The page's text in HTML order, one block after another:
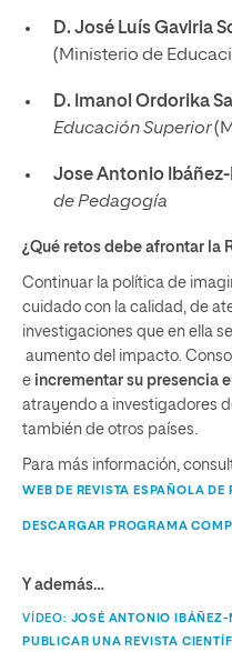
D. José Luís Gaviria
(Ministerio de
D. Imanol Ordorika
Educación Superior
Jose Antonio
de Pedagogía
¿Qué retos debe afrontar la
Continuar la política de
cuidado con la calidad, de
investigaciones que en ella
aumento del impacto.
e incrementar su presencia
atrayendo a investigadores
también de otros países.
Para más información,
WEB DE REVISTA ESPAÑOLA DE
DESCARGAR PROGRAMA
Y además…
VÍDEO: JOSÉ ANTONIO IBÁÑEZ-
PUBLICAR UNA REVISTA